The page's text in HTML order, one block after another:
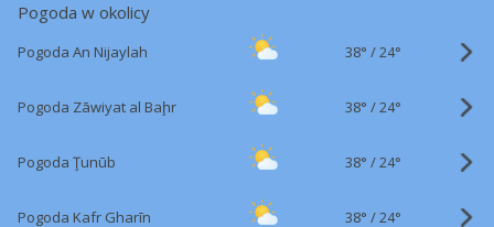
Pogoda w okolicy
Pogoda An Nijaylah 38° /24°
Pogoda Zāwiyat al Baḩr 38° /24°
Pogoda Ţunūb 38° /24°
Pogoda Kafr Gharīn 38° /24°